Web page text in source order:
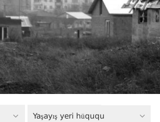
Yaşayış yeri hüququ